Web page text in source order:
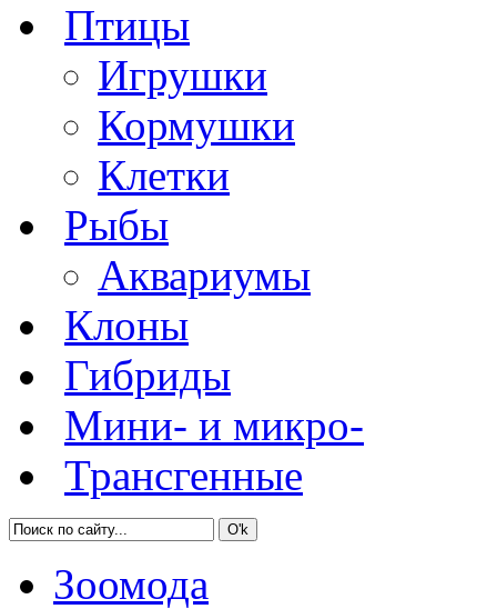
Птицы
Игрушки
Кормушки
Клетки
Рыбы
Аквариумы
Клоны
Гибриды
Мини- и микро-
Трансгенные
Зоомода